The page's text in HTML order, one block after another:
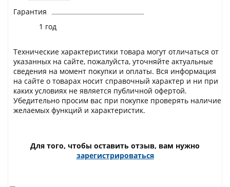
Гарантия
1 год
Технические характеристики товара могут отличаться от
указанных на сайте, пожалуйста, уточняйте актуальные
сведения на момент покупки и оплаты. Вся информация
на сайте о товарах носит справочный характер и ни при
каких условиях не является публичной офертой.
Убедительно просим вас при покупке проверять наличие
желаемых функций и характеристик.
Для того, чтобы оставить отзыв, вам нужно
зарегистрироваться